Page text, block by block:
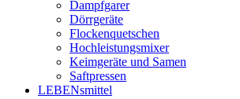
Dampfgarer
Dörrgeräte
Flockenquetschen
Hochleistungsmixer
Keimgeräte und Samen
Saftpressen
LEBENsmittel